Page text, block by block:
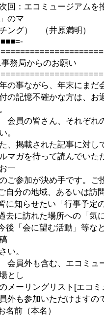
次回：エコミュージアム
のマ
ング） （井原満明）
事務局からのお願い
の事ながら、年末にまだ
の記憶不確かな方は、お
員の皆さん、それぞれ
。
、掲載された記事に対
マガを待って読んでいた
一
ご参加が決め手です。ご
自分の地域、あるいは訪
に知らせたい「行事予定
去に訪れた場所への「気
後「会に望む活動」等な
い。
員外も含む、エコミュ
とし
メーリングリスト[エコ
外も参加いただけますの
名前（本名）